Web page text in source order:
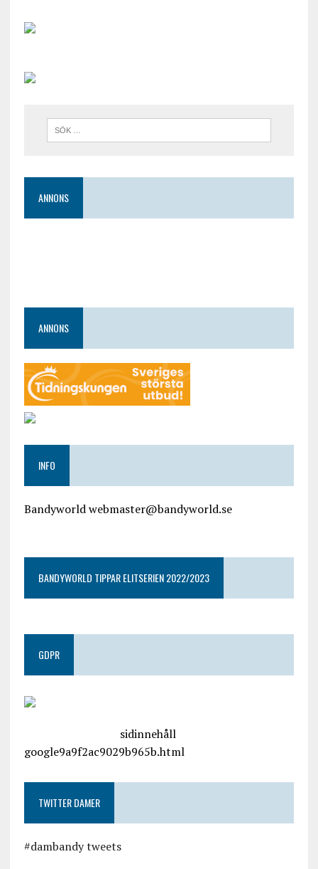
ANNONS
ANNONS
INFO
Bandyworld webmaster@bandyworld.se
BANDYWORLD TIPPAR ELITSERIEN 2022/2023
GDPR
sidinnehåll
google9a9f2ac9029b965b.html
TWITTER DAMER
#dambandy tweets